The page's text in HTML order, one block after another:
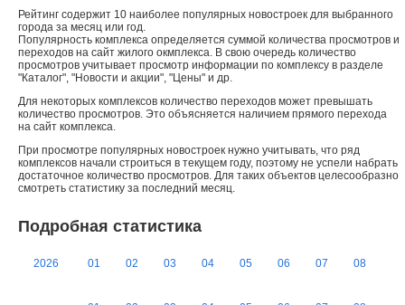
Рейтинг содержит 10 наиболее популярных новостроек для выбранного
города за месяц или год.
Популярность комплекса определяется суммой количества просмотров и
переходов на сайт жилого окмплекса. В свою очередь количество
просмотров учитывает просмотр информации по комплексу в разделе
"Каталог", "Новости и акции", "Цены" и др.
Для некоторых комплексов количество переходов может превышать
количество просмотров. Это объясняется наличием прямого перехода
на сайт комплекса.
При просмотре популярных новостроек нужно учитывать, что ряд
комплексов начали строиться в текущем году, поэтому не успели набрать
достаточное количество просмотров. Для таких объектов целесообразно
смотреть статистику за последний месяц.
Подробная статистика
2026 01 02 03 04 05 06 07 08